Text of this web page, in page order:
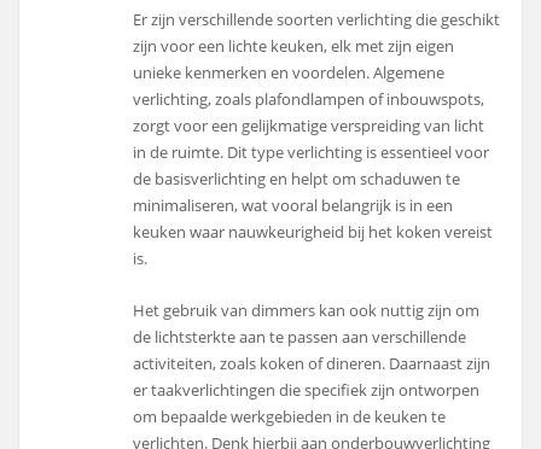
Er zijn verschillende soorten verlichting die geschikt
zijn voor een lichte keuken, elk met zijn eigen
unieke kenmerken en voordelen. Algemene
verlichting, zoals plafondlampen of inbouwspots,
zorgt voor een gelijkmatige verspreiding van licht
in de ruimte. Dit type verlichting is essentieel voor
de basisverlichting en helpt om schaduwen te
minimaliseren, wat vooral belangrijk is in een
keuken waar nauwkeurigheid bij het koken vereist
is.
Het gebruik van dimmers kan ook nuttig zijn om
de lichtsterkte aan te passen aan verschillende
activiteiten, zoals koken of dineren. Daarnaast zijn
er taakverlichtingen die specifiek zijn ontworpen
om bepaalde werkgebieden in de keuken te
verlichten. Denk hierbij aan onderbouwverlichting